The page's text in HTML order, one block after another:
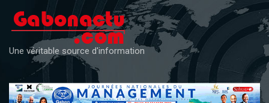
content
Une véritable source d'information